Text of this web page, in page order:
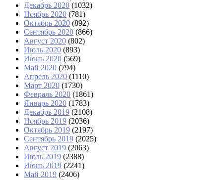
Декабрь 2020 (1032)
Ноябрь 2020 (781)
Октябрь 2020 (892)
Сентябрь 2020 (866)
Август 2020 (802)
Июль 2020 (893)
Июнь 2020 (569)
Май 2020 (794)
Апрель 2020 (1110)
Март 2020 (1730)
Февраль 2020 (1861)
Январь 2020 (1783)
Декабрь 2019 (2108)
Ноябрь 2019 (2036)
Октябрь 2019 (2197)
Сентябрь 2019 (2025)
Август 2019 (2063)
Июль 2019 (2388)
Июнь 2019 (2241)
Май 2019 (2406)